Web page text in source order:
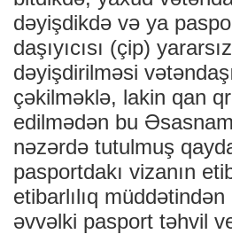
dəyişdikdə və ya
daşıyıcısı (çip)
dəyişdirilməsi
çəkilməklə, lakin qan
edilmədən bu
nəzərdə tutulmuş
pasportdakı vizanın
etibarlılıq
əvvəlki pasport təhvil